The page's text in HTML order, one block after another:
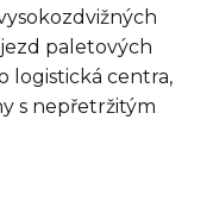
paletových
logistická centra,
s nepřetržitým